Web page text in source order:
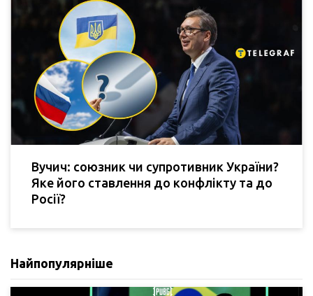
Вучич: союзник чи супротивник України?
Яке його ставлення до конфлікту та до
Росії?
Найпопулярніше